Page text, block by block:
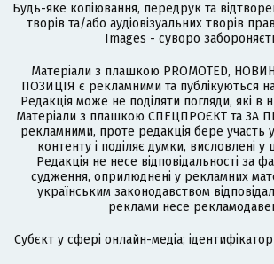
Будь-яке копіювання, передрук та
творів та/або аудіовізуальних творів
Images - суворо
Матеріали з плашкою PROMOTED,
ПОЗИЦІЯ є рекламними та публікуються
Редакція може не поділяти погляди, які в
Матеріали з плашкою СПЕЦПРОЄКТ та ЗА
рекламними, проте редакція бере участь у
контенту і поділяє думки, висловлені у
Редакція не несе відповідальності за
судження, оприлюднені у рекламних
українським законодавством
реклами несе
Cубєкт у сфері онлайн-медіа;